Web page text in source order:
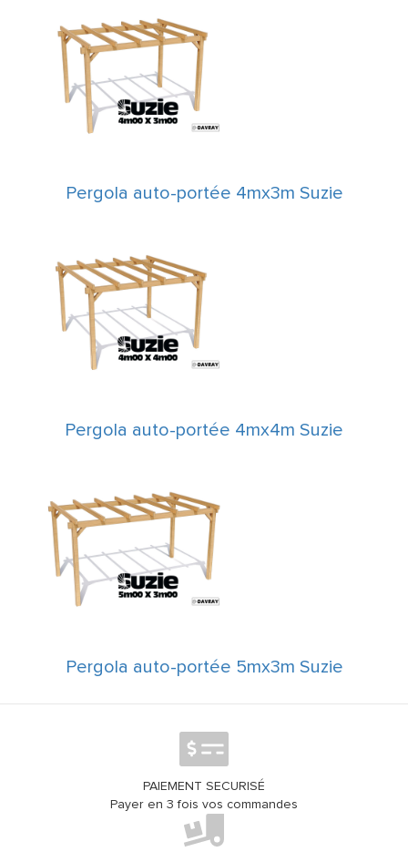
Pergola auto-portée 4mx3m Suzie
Pergola auto-portée 4mx4m Suzie
Pergola auto-portée 5mx3m Suzie
PAIEMENT SECURISÉ
Payer en 3 fois vos commandes